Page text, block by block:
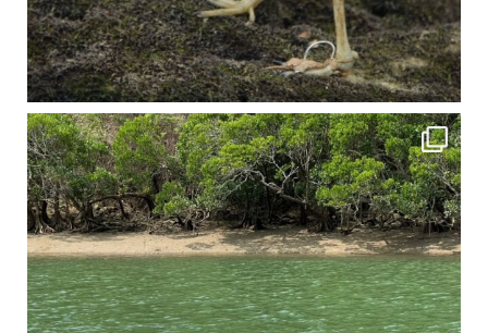
4月に入り、新人教育の為カヤックから落ちた際の救助の実技練習の風景です。 一人前の